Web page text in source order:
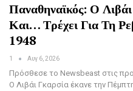
Παναθηναϊκός: Ο
Και… Τρέχει Για Τη
1948
1 Αυγ 6, 2026
Πρόσθεσε το Newsbeast στις
Ο Λιβάι Γκαρσία έκανε την